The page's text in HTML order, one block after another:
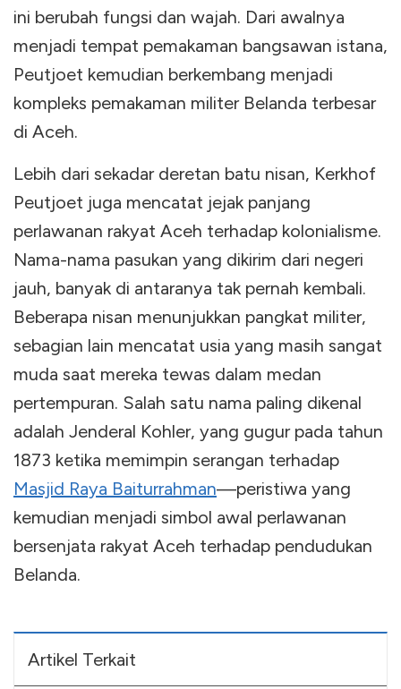
ini berubah fungsi dan wajah. Dari awalnya
menjadi tempat pemakaman bangsawan istana,
Peutjoet kemudian berkembang menjadi
kompleks pemakaman militer Belanda terbesar
di Aceh.
Lebih dari sekadar deretan batu nisan, Kerkhof
Peutjoet juga mencatat jejak panjang
perlawanan rakyat Aceh terhadap kolonialisme.
Nama-nama pasukan yang dikirim dari negeri
jauh, banyak di antaranya tak pernah kembali.
Beberapa nisan menunjukkan pangkat militer,
sebagian lain mencatat usia yang masih sangat
muda saat mereka tewas dalam medan
pertempuran. Salah satu nama paling dikenal
adalah Jenderal Kohler, yang gugur pada tahun
1873 ketika memimpin serangan terhadap
Masjid Raya Baiturrahman—peristiwa yang
kemudian menjadi simbol awal perlawanan
bersenjata rakyat Aceh terhadap pendudukan
Belanda.
Artikel Terkait